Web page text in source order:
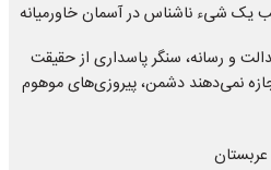
یک شیء ناشناس در آسمان خاورمیانه
و رسانه، سنگر پاسداری از حقیقت
نمی‌دهند دشمن، پیروزی‌های موهوم
عربستان